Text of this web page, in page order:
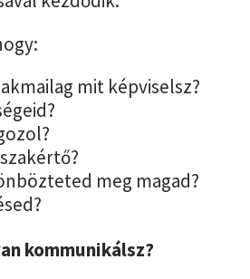
mit képviselsz?
meg magad?
kommunikálsz?